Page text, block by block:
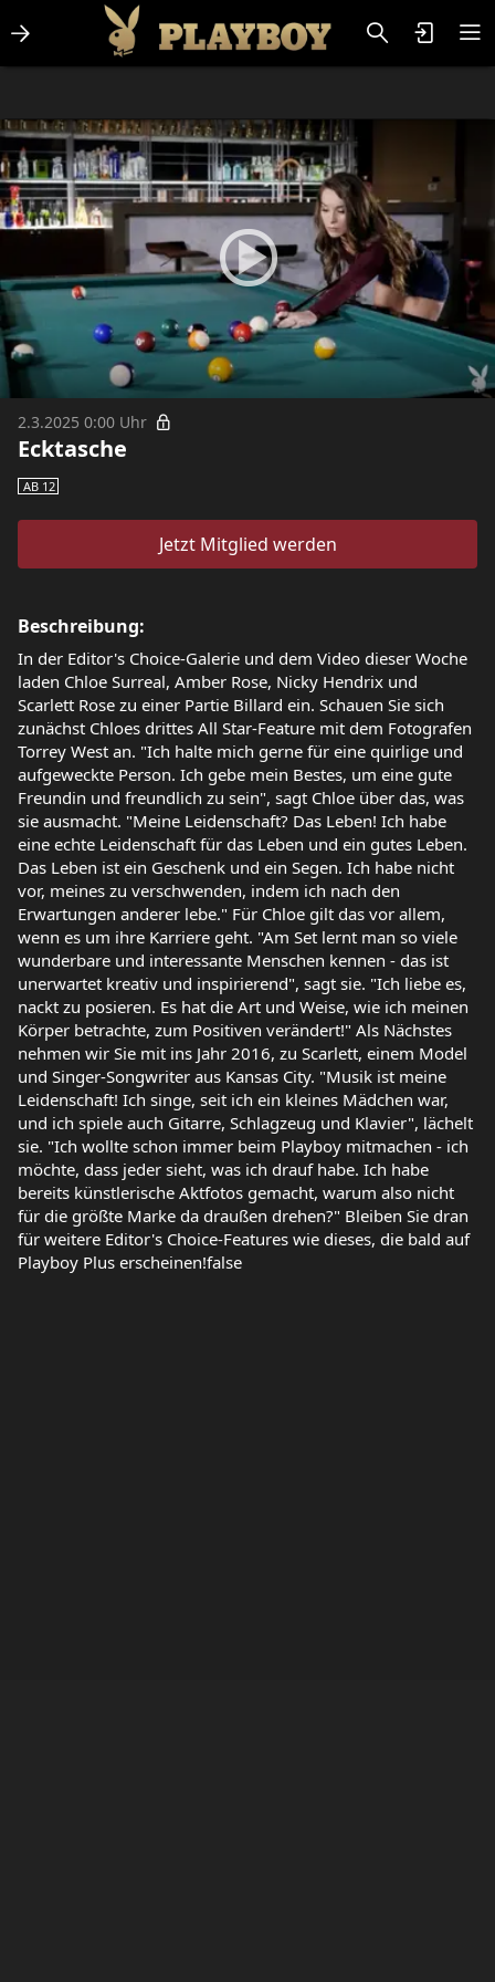
2.3.2025 0:00 Uhr
Ecktasche
AB 12
Jetzt Mitglied werden
Beschreibung:
In der Editor's Choice-Galerie und dem Video dieser Woche
laden Chloe Surreal, Amber Rose, Nicky Hendrix und
Scarlett Rose zu einer Partie Billard ein. Schauen Sie sich
zunächst Chloes drittes All Star-Feature mit dem Fotografen
Torrey West an. "Ich halte mich gerne für eine quirlige und
aufgeweckte Person. Ich gebe mein Bestes, um eine gute
Freundin und freundlich zu sein", sagt Chloe über das, was
sie ausmacht. "Meine Leidenschaft? Das Leben! Ich habe
eine echte Leidenschaft für das Leben und ein gutes Leben.
Das Leben ist ein Geschenk und ein Segen. Ich habe nicht
vor, meines zu verschwenden, indem ich nach den
Erwartungen anderer lebe." Für Chloe gilt das vor allem,
wenn es um ihre Karriere geht. "Am Set lernt man so viele
wunderbare und interessante Menschen kennen - das ist
unerwartet kreativ und inspirierend", sagt sie. "Ich liebe es,
nackt zu posieren. Es hat die Art und Weise, wie ich meinen
Körper betrachte, zum Positiven verändert!" Als Nächstes
nehmen wir Sie mit ins Jahr 2016, zu Scarlett, einem Model
und Singer-Songwriter aus Kansas City. "Musik ist meine
Leidenschaft! Ich singe, seit ich ein kleines Mädchen war,
und ich spiele auch Gitarre, Schlagzeug und Klavier", lächelt
sie. "Ich wollte schon immer beim Playboy mitmachen - ich
möchte, dass jeder sieht, was ich drauf habe. Ich habe
bereits künstlerische Aktfotos gemacht, warum also nicht
für die größte Marke da draußen drehen?" Bleiben Sie dran
für weitere Editor's Choice-Features wie dieses, die bald auf
Playboy Plus erscheinen!false